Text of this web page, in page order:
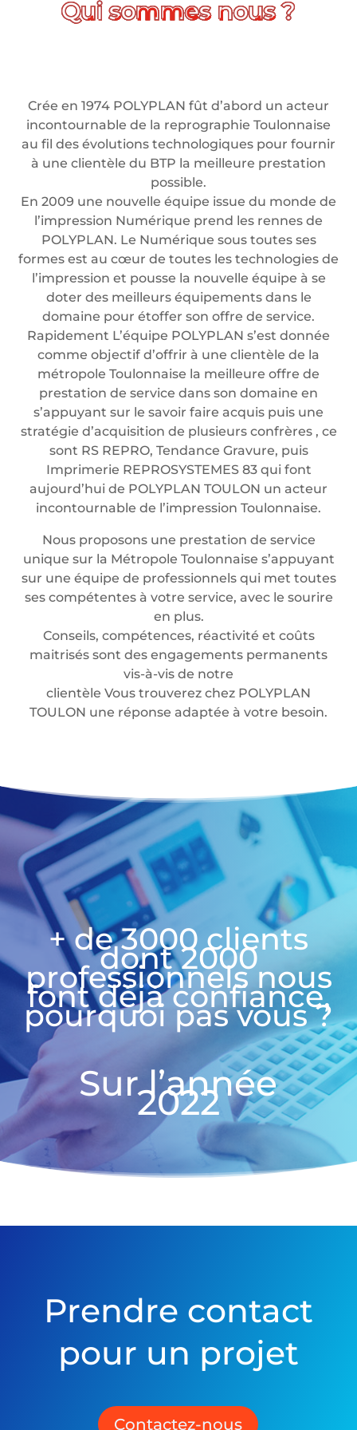
Crée en 1974 POLYPLAN fût d’abord un acteur
incontournable de la reprographie Toulonnaise
au fil des évolutions technologiques pour fournir
à une clientèle du BTP la meilleure prestation
possible.
En 2009 une nouvelle équipe issue du monde de
l’impression Numérique prend les rennes de
POLYPLAN. Le Numérique sous toutes ses
formes est au cœur de toutes les technologies de
l’impression et pousse la nouvelle équipe à se
doter des meilleurs équipements dans le
domaine pour étoffer son offre de service.
Rapidement L’équipe POLYPLAN s’est donnée
comme objectif d’offrir à une clientèle de la
métropole Toulonnaise la meilleure offre de
prestation de service dans son domaine en
s’appuyant sur le savoir faire acquis puis une
stratégie d’acquisition de plusieurs confrères , ce
sont RS REPRO, Tendance Gravure, puis
Imprimerie REPROSYSTEMES 83 qui font
aujourd’hui de POLYPLAN TOULON un acteur
incontournable de l’impression Toulonnaise.
Nous proposons une prestation de service
unique sur la Métropole Toulonnaise s’appuyant
sur une équipe de professionnels qui met toutes
ses compétentes à votre service, avec le sourire
en plus.
Conseils, compétences, réactivité et coûts
maitrisés sont des engagements permanents
vis-à-vis de notre
clientèle Vous trouverez chez POLYPLAN
TOULON une réponse adaptée à votre besoin.
+ de 3000 clients
dont 2000
professionnels nous
font déjà confiance,
pourquoi pas vous ?
Sur l’année
2022
Prendre contact
pour un projet
Contactez-nous